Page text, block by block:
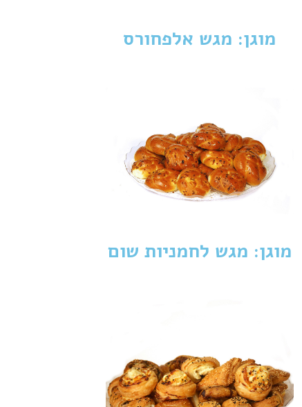
מוגן: מגש אלפחורס
מוגן: מגש לחמניות שום